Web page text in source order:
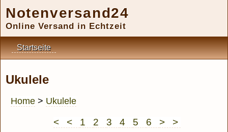
Notenversand24
Online Versand in Echtzeit
Startseite
Ukulele
Home > Ukulele
< < 1 2 3 4 5 6 > >